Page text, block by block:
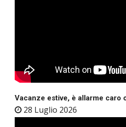
Vacanze estive, è allarme caro
28 Luglio 2026